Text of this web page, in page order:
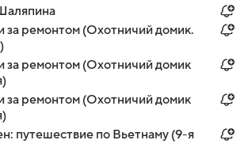
за ремонтом (Охотничий домик.
за ремонтом (Охотничий домик
за ремонтом (Охотничий домик
путешествие по Вьетнаму (9-я